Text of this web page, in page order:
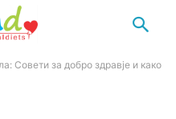
Совети за добро здравје и како